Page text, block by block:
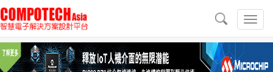
切
換
導
航